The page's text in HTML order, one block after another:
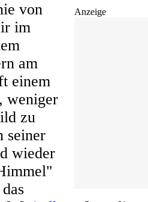
Anzeige
von
im
am
einem
weniger
zu
seiner
wieder